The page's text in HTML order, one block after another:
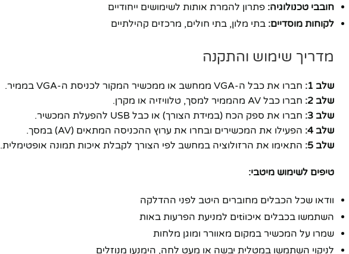
חובבי טכנולוגיה: פתרון להמרת אותות לשימושים ייחודיים
לקוחות מוסדיים: בתי מלון, בתי חולים, מרכזים קהילתיים
מדריך שימוש והתקנה
שלב 1:
חברו את כבל ה-VGA ממחשב או ממכשיר המקור לכניסת ה-VGA בממיר.
שלב 2:
חברו כבל AV מהממיר למסך, טלוויזיה או מקרן.
שלב 3:
חברו את ספק הכח (במידת הצורך) או כבל USB להפעלת המכשיר.
שלב 4:
הפעילו את המכשירים ובחרו את ערוץ ההכניסה המתאים (AV) במסך.
שלב 5:
התאימו את הרזולוציה במחשב לפי הצורך לקבלת איכות תמונה אופטימלית.
טיפים לשימוש מיטבי:
וודאו שכל הכבלים מחוברים היטב לפני ההדלקה
השתמשו בכבלים איכוtiים למניעת הפרעות באות
שמרו על המכשיר במקום מאוורר ומוגן מלחות
לניקוי השתמשו במטלית יבשה או מעט לחה, הימנעו מנוזלים